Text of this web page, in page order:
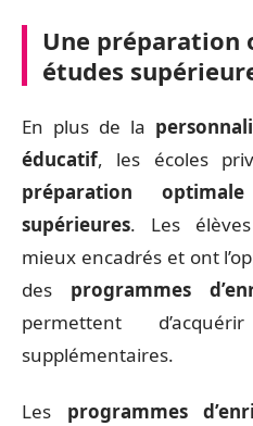
Une préparation
études
En plus de la
éducatif, les écoles
préparation
supérieures. Les
mieux encadrés et ont
des programmes
permettent
supplémentaires.
Les programmes